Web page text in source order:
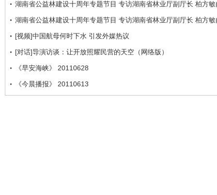
湖南省公益林建设十周年专题节目 专访湖南省林业厅副厅长 柏方
湖南省公益林建设十周年专题节目 专访湖南省林业厅副厅长 柏方
[视频]中国航母何时下水 引发外媒热议
[对话]导演访谈：让开放照耀民营的天空（网络版）
《早安海峡》 20110628
《今晨播报》 20110613